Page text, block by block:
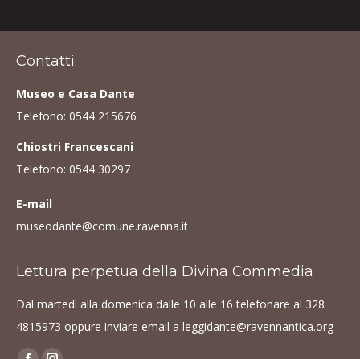
Contatti
Museo e Casa Dante
Telefono: 0544 215676
Chiostri Francescani
Telefono: 0544 30297
E-mail
museodante@comune.ravenna.it
Lettura perpetua della Divina Commedia
Dal martedì alla domenica dalle 10 alle 16 telefonare al 328
4815973 oppure inviare email a leggidante@ravennantica.org